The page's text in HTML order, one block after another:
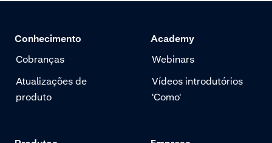
Conhecimento
Cobranças
Atualizações de
produto
Academy
Webinars
Vídeos introdutórios
'Como'